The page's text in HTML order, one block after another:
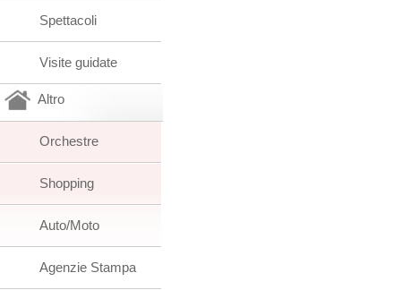
Spettacoli
Visite guidate
Altro
Orchestre
Shopping
Auto/Moto
Agenzie Stampa